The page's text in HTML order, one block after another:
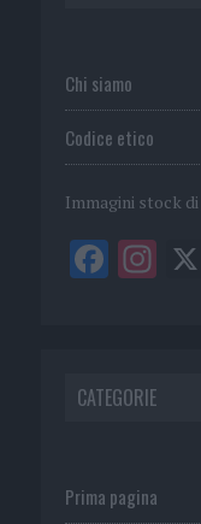
Chi siamo
Codice etico
Immagini stock di
CATEGORIE
Prima pagina